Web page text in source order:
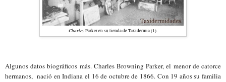
CharleyParker en su tienda de Taxidermia (1).
Algunos datos biográficos más. Charles Browning Parker, el menor de catorce
hermanos, nació en Indiana el 16 de octubre de 1866. Con 19 años su familia